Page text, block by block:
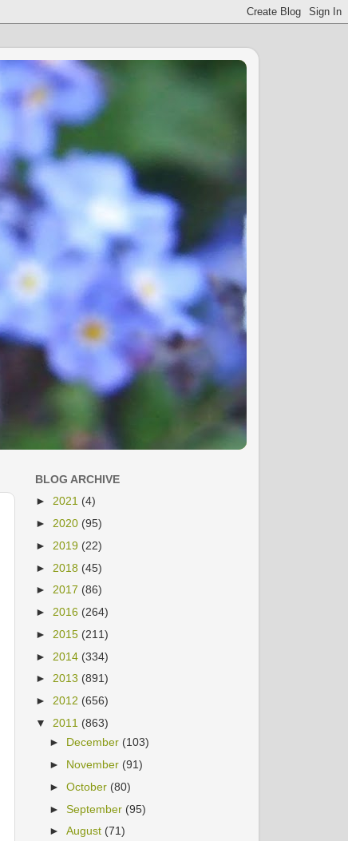
BLOG ARCHIVE
► 2021 (4)
► 2020 (95)
► 2019 (22)
► 2018 (45)
► 2017 (86)
► 2016 (264)
► 2015 (211)
► 2014 (334)
► 2013 (891)
► 2012 (656)
▼ 2011 (863)
► December (103)
► November (91)
►October (80)
►September (95)
►August (71)